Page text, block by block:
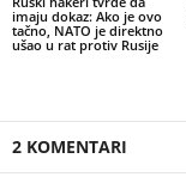
imaju dokaz: Ako je ovo
tačno, NATO je direktno
ušao u rat protiv Rusije
2 KOMENTARI